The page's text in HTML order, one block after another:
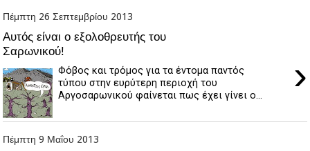
Πέμπτη 26 Σεπτεμβρίου 2013
Αυτός είναι ο εξολοθρευτής του
Σαρωνικού!
›
Φόβος και τρόμος για τα έντομα παντός
τύπου στην ευρύτερη περιοχή του
Αργοσαρωνικού φαίνεται πως έχει γίνει ο...
Πέμπτη 9 Μαΐου 2013